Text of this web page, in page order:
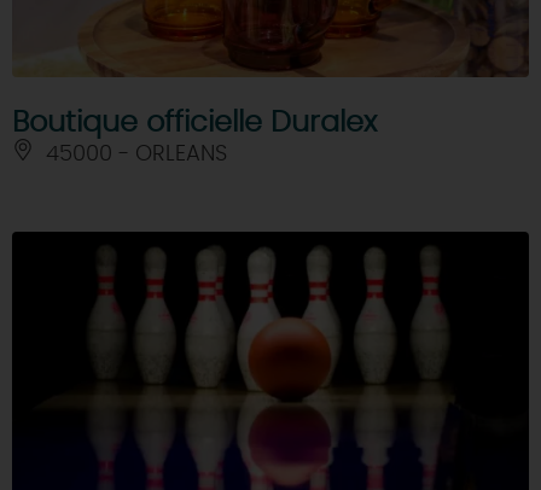
Boutique officielle Duralex
45000 - ORLEANS